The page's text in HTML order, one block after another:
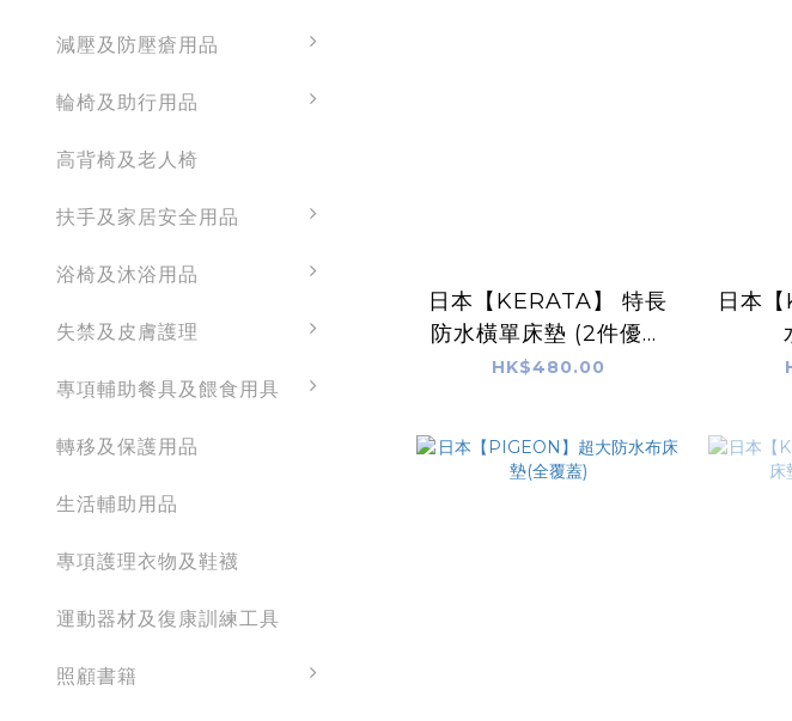
減壓及防壓瘡用品
輪椅及助行用品
高背椅及老人椅
扶手及家居安全用品
浴椅及沐浴用品
失禁及皮膚護理
專項輔助餐具及餵食用具
轉移及保護用品
生活輔助用品
專項護理衣物及鞋襪
運動器材及復康訓練工具
照顧書籍
日本【KERATA】 特長
防水橫單床墊 (2件優惠
套裝)
HK$480.00
日本